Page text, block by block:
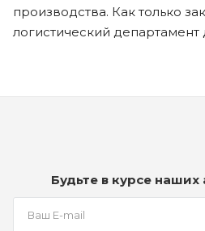
производства. Как только
логистический департамент
Будьте в курсе